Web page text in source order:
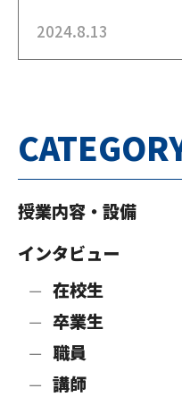
当時のJ先生は、全
の広島キャンパスで
2024.8.13
授業内容・設備
インタビュー
在校生
卒業生
職員
講師